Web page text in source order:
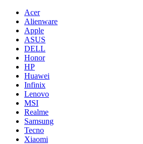
Acer
Alienware
Apple
ASUS
DELL
Honor
HP
Huawei
Infinix
Lenovo
MSI
Realme
Samsung
Tecno
Xiaomi